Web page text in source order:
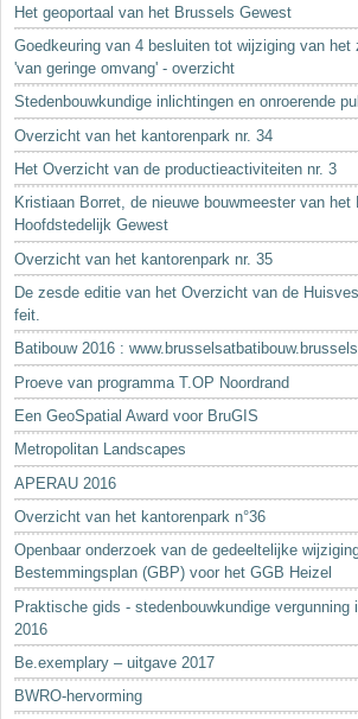
Het geoportaal van het Brussels Gewest
Goedkeuring van 4 besluiten tot wijziging van het
'van geringe omvang' - overzicht
Stedenbouwkundige inlichtingen en onroerende
Overzicht van het kantorenpark nr. 34
Het Overzicht van de productieactiviteiten nr. 3
Kristiaan Borret, de nieuwe bouwmeester van het
Hoofdstedelijk Gewest
Overzicht van het kantorenpark nr. 35
De zesde editie van het Overzicht van de
feit.
Batibouw 2016 : www.brusselsatbatibouw.brussels
Proeve van programma T.OP Noordrand
Een GeoSpatial Award voor BruGIS
Metropolitan Landscapes
APERAU 2016
Overzicht van het kantorenpark n°36
Openbaar onderzoek van de gedeeltelijke
Bestemmingsplan (GBP) voor het GGB Heizel
Praktische gids - stedenbouwkundige vergunning
2016
Be.exemplary – uitgave 2017
BWRO-hervorming